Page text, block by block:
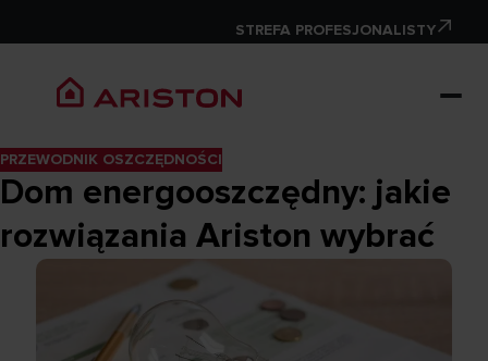
STREFA PROFESJONALISTY
PRZEWODNIK OSZCZĘDNOŚCI
Dom energooszczędny: jakie
rozwiązania Ariston wybrać